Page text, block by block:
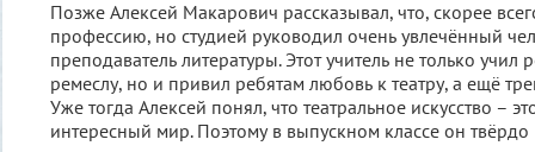
Позже Алексей Макарович рассказывал, что, скорее
профессию, но студией руководил очень увлечённый
преподаватель литературы. Этот учитель не только учил
ремеслу, но и привил ребятам любовь к театру, а ещё
Уже тогда Алексей понял, что театральное искусство –
интересный мир. Поэтому в выпускном классе он твёрдо